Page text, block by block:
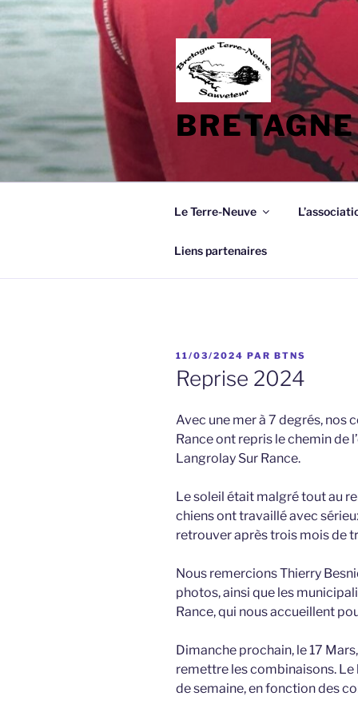
Aller
contenu
Le Terre-Neuve
Liens partenaires
PUBLIÉ
LE
11/03/2024 PAR BTNS
Reprise 2024
Avec une mer à 7 degrés, nos
Rance ont repris le chemin de
Langrolay Sur Rance.
Le soleil était malgré tout au
chiens ont travaillé avec
retrouver après trois mois de
Nous remercions Thierry
photos, ainsi que les
Rance, qui nous accueillent
Dimanche prochain, le 17
remettre les combinaisons.
de semaine, en fonction des